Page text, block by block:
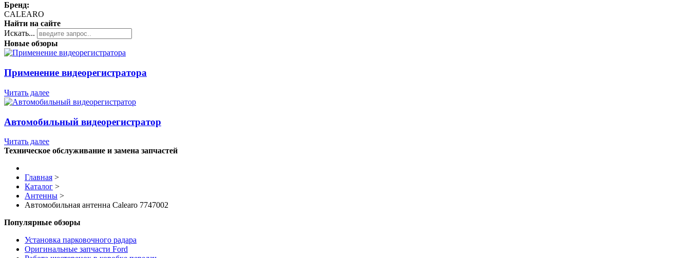
Бренд:
CALEARO
Найти на сайте
Искать...
Новые обзоры
Применение видеорегистратора
Читать далее
Автомобильный видеорегистратор
Читать далее
Техническое обслуживание и замена запчастей
Главная >
Каталог >
Антенны >
Автомобильная антенна Calearo 7747002
Популярные обзоры
Установка парковочного радара
Оригинальные запчасти Ford